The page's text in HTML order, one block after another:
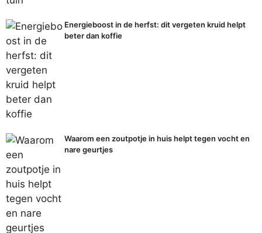
Energieboost in de herfst: dit vergeten kruid helpt
beter dan koffie
Waarom een zoutpotje in huis helpt tegen vocht en
nare geurtjes